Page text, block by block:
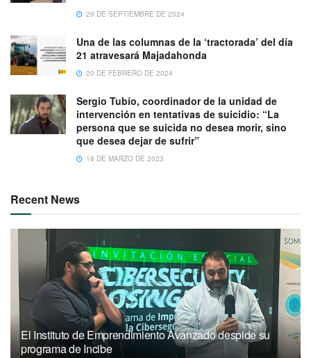
29 DE SEPTIEMBRE DE 2024
Una de las columnas de la ‘tractorada’ del día
21 atravesará Majadahonda
20 DE FEBRERO DE 2024
Sergio Tubío, coordinador de la unidad de
intervención en tentativas de suicidio: “La
persona que se suicida no desea morir, sino
que desea dejar de sufrir”
18 DE MARZO DE 2023
Recent News
El Instituto de Emprendimiento Avanzado despide su
programa de Incibe